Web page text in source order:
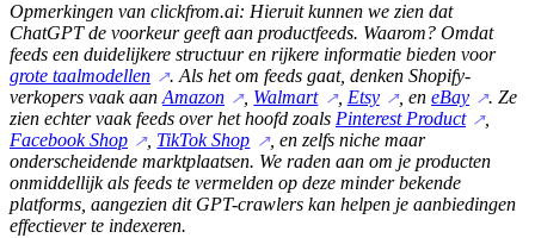
Opmerkingen van clickfrom.ai: Hieruit kunnen we zien dat
ChatGPT de voorkeur geeft aan productfeeds. Waarom? Omdat
feeds een duidelijkere structuur en rijkere informatie bieden voor
grote taalmodellen ↗. Als het om feeds gaat, denken Shopify-
verkopers vaak aan Amazon ↗, Walmart ↗, Etsy ↗, eneBay ↗. Ze
zien echter vaak feeds over het hoofd zoals Pinterest Product ↗,
Facebook Shop ↗, TikTok Shop ↗, en zelfs niche maar
onderscheidende marktplaatsen. We raden aan om je producten
onmiddellijk als feeds te vermelden op deze minder bekende
platforms, aangezien dit GPT-crawlers kan helpen je aanbiedingen
effectiever te indexeren.